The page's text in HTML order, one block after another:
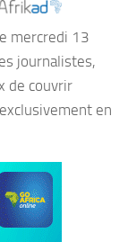
mercredi 13
journalistes,
de couvrir
en